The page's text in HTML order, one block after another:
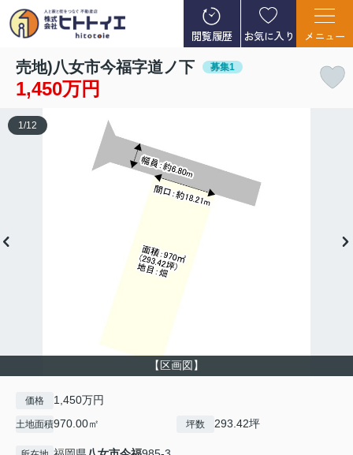
閲覧履歴 お気に入り メニュー
売地)八女市今福字道ノ下 募集1
1,450万円
【区画図】
1 /12
価格 1,450万円
土地面積970.00㎡ 坪数 293.42坪